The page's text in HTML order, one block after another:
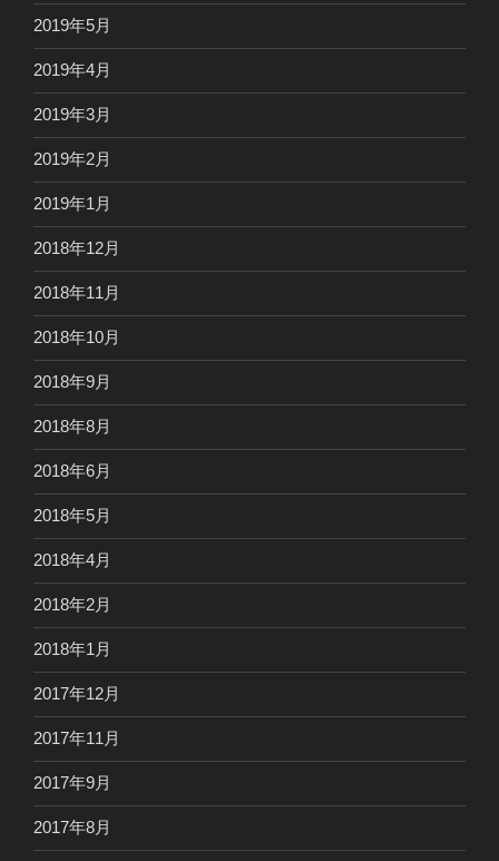
2019年5月
2019年4月
2019年3月
2019年2月
2019年1月
2018年12月
2018年11月
2018年10月
2018年9月
2018年8月
2018年6月
2018年5月
2018年4月
2018年2月
2018年1月
2017年12月
2017年11月
2017年9月
2017年8月